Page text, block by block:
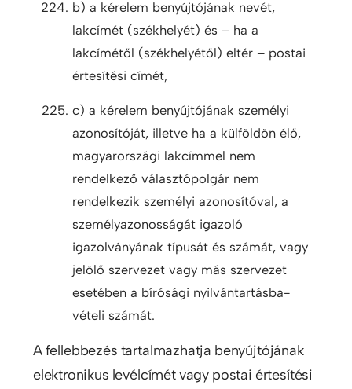
b) a kérelem benyújtójának nevét,
lakcímét (székhelyét) és – ha a
lakcímétől (székhelyétől) eltér – postai
értesítési címét,
c) a kérelem benyújtójának személyi
azonosítóját, illetve ha a külföldön élő,
magyarországi lakcímmel nem
rendelkező választópolgár nem
rendelkezik személyi azonosítóval, a
személyazonosságát igazoló
igazolványának típusát és számát, vagy
jelölő szervezet vagy más szervezet
esetében a bírósági nyilvántartásba-
vételi számát.
A fellebbezés tartalmazhatja benyújtójának
elektronikus levélcímét vagy postai értesítési